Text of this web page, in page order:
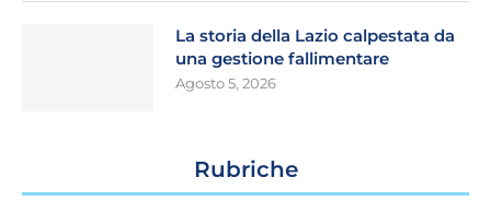
La storia della Lazio calpestata da
una gestione fallimentare
Agosto 5, 2026
Rubriche